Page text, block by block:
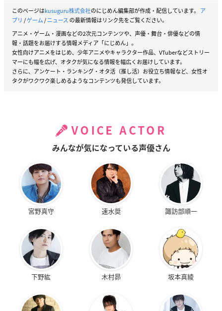
このページはkusuguru株式会社のにじめん編集部が作成・配信しています。 ア
プリ /ゲーム/ニュース の最新情報はリンク先をご覧ください。
アニメ・ゲーム・漫画などの2次元コンテンツや、声優・舞台・俳優などの情
報・話題をお届けする情報メディア「にじめん」。
女性向けアニメをはじめ、少年アニメやキャラクター作品、VTuberなどストリー
マーにも幅を広げ、オタクが気になる情報を幅広くお届けしています。
さらに、アンケート・ランキング・オタ活（推し活）お役立ち情報など、女性オ
タクがワクワク楽しめるようなコンテンツも発信しています。
VOICE ACTOR
みんなが気になっている声優さん
宮野真守 速水奨 諏訪部順一
下野紘 木村昴 坂本真綾